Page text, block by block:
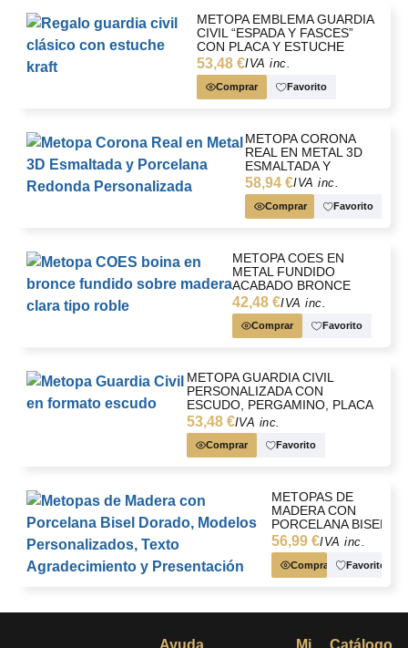
METOPA EMBLEMA GUARDIA
CIVIL “ESPADA Y FASCES”
CON PLACA Y ESTUCHE
53,48 €IVA inc.
Comprar Favorito
METOPA CORONA
REAL EN METAL 3D
ESMALTADA Y
PORCELANA
REDONDA
PERSONALIZADA
58,94 €IVA inc.
Comprar Favorito
METOPA COES EN
METAL FUNDIDO
ACABADO BRONCE
CON PLACA TEXTO
AGRADECIMIENTO Y
ESTUCHE KRAFT
42,48 €IVA inc.
Comprar Favorito
METOPA GUARDIA CIVIL
PERSONALIZADA CON
ESCUDO, PERGAMINO, PLACA
Y ESTUCHE
53,48 €IVA inc.
Comprar Favorito
METOPAS DE
MADERA CON
PORCELANA BISEL
DORADO,
MODELOS
PERSONALIZADOS,
TEXTO
56,99 €IVA inc.
Comprar Favorito